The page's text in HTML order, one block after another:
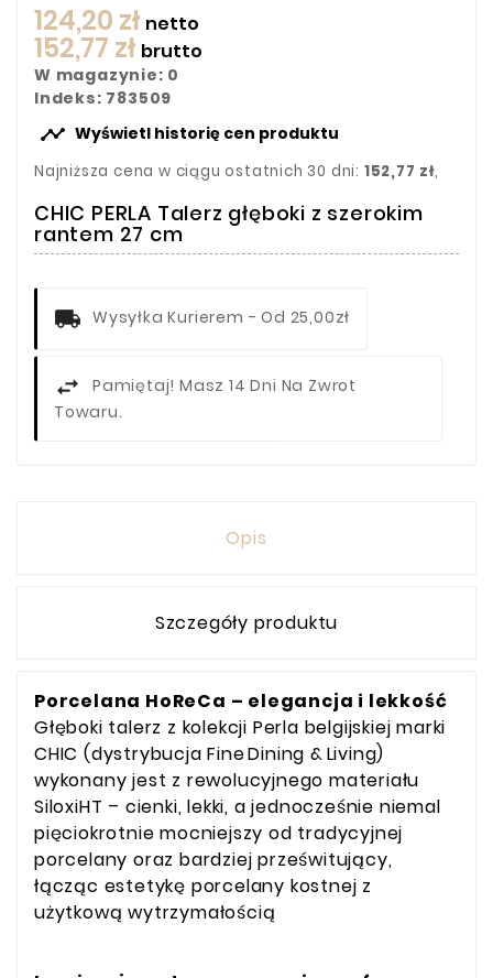
124,20 zł netto
152,77 zł brutto
W magazynie: 0
Indeks: 783509
 Wyświetl historię cen produktu
Najniższa cena w ciągu ostatnich 30 dni: 152,77 zł,
CHIC PERLA Talerz głęboki z szerokim
rantem 27 cm
Wysyłka Kurierem - Od 25,00zł
Pamiętaj! Masz 14 Dni Na Zwrot
Towaru.
Opis
Szczegóły produktu
Porcelana HoReCa – elegancja i lekkość
Głęboki talerz z kolekcji Perla belgijskiej marki
CHIC (dystrybucja Fine Dining & Living)
wykonany jest z rewolucyjnego materiału
SiloxiHT – cienki, lekki, a jednocześnie niemal
pięciokrotnie mocniejszy od tradycyjnej
porcelany oraz bardziej prześwitujący,
łącząc estetykę porcelany kostnej z
użytkową wytrzymałością